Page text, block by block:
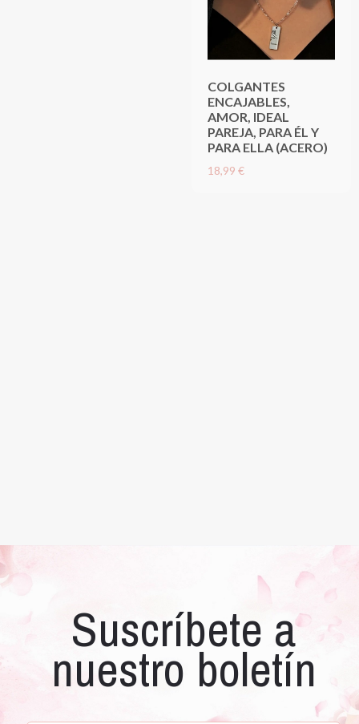
COLGANTES
ENCAJABLES,
AMOR, IDEAL
PAREJA, PARA ÉL Y
PARA ELLA (ACERO)
18,99 €
Suscríbete a
nuestro boletín